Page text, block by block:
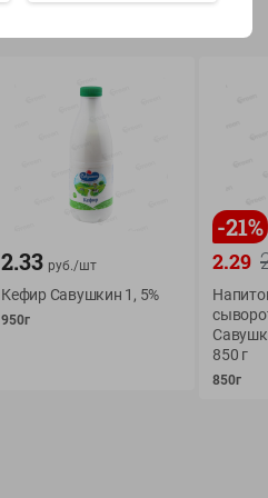
Мой Green
История покупок
Обратная связь
Приложение Green c
2.33 руб./шт
Кефир Савушкин 1, 5%
950г
-21%
2.29
850 г
850г